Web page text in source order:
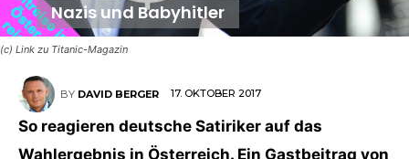
(c) Link zu Titanic-Magazin
Nazis und Babyhitler
BY DAVID BERGER 17. OKTOBER 2017
So reagieren deutsche Satiriker auf das
Wahlergebnis in Österreich. Ein Gastbeitrag von